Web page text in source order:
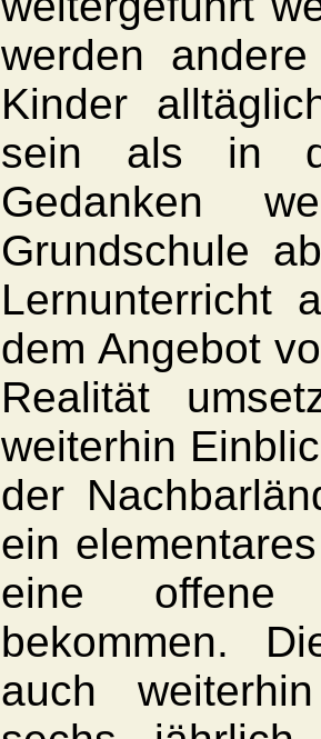
werden
Kinder
sein als in
Gedanken
Grundschule
Lernunterricht
dem Angebot
Realität
weiterhin
der
ein
eine offene
bekommen.
auch